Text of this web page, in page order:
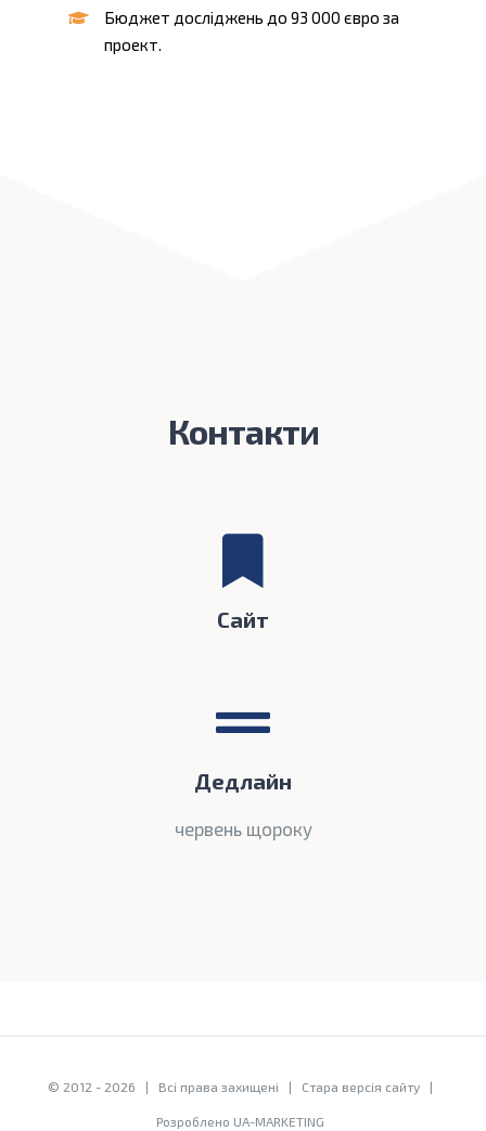
Бюджет досліджень до 93 000 євро за
проект.
Контакти
Сайт
Дедлайн
червень щороку
© 2012 - 2026 | Всі права захищені | Стара версія сайту|
Розроблено UA-MARKETING